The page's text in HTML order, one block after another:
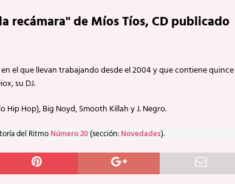
recámara" de Míos Tíos, CD publicado
el que llevan trabajando desde el 2004 y que contiene quince
su DJ.
Hop), Big Noyd, Smooth Killah y J. Negro.
del Ritmo Número 20 (sección: Novedades).